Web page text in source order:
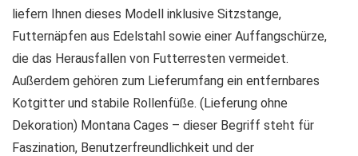
liefern Ihnen dieses Modell inklusive Sitzstange,
Futternäpfen aus Edelstahl sowie einer Auffangschürze,
die das Herausfallen von Futterresten vermeidet.
Außerdem gehören zum Lieferumfang ein entfernbares
Kotgitter und stabile Rollenfüße. (Lieferung ohne
Dekoration) Montana Cages – dieser Begriff steht für
Faszination, Benutzerfreundlichkeit und der